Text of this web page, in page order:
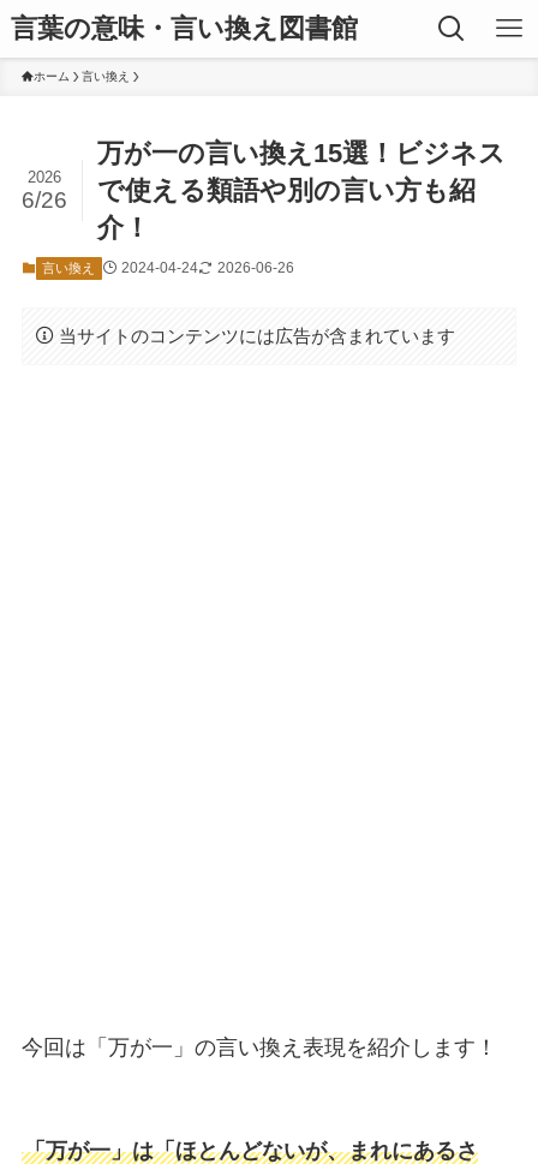
言葉の意味・言い換え図書館
ホーム 言い換え
万が一の言い換え15選！ビジネス
で使える類語や別の言い方も紹
介！
2026
6/26
言い換え 2024-04-24 2026-06-26
当サイトのコンテンツには広告が含まれています
今回は「万が一」の言い換え表現を紹介します！
「万が一」は「ほとんどないが、まれにあるさ